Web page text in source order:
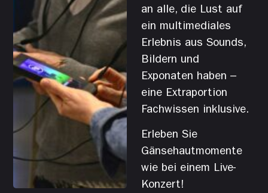
an alle, die Lust auf
ein multimediales
Erlebnis aus Sounds,
Bildern und
Exponaten haben –
eine Extraportion
Fachwissen inklusive.
Erleben Sie
Gänsehautmomente
wie bei einem Live-
Konzert!